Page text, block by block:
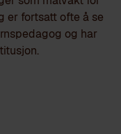
er fortsatt ofte å se
og har